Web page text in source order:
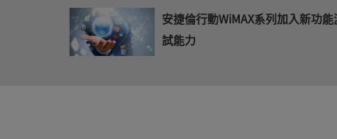
安捷倫行動WiMAX系列加入新功能
試能力